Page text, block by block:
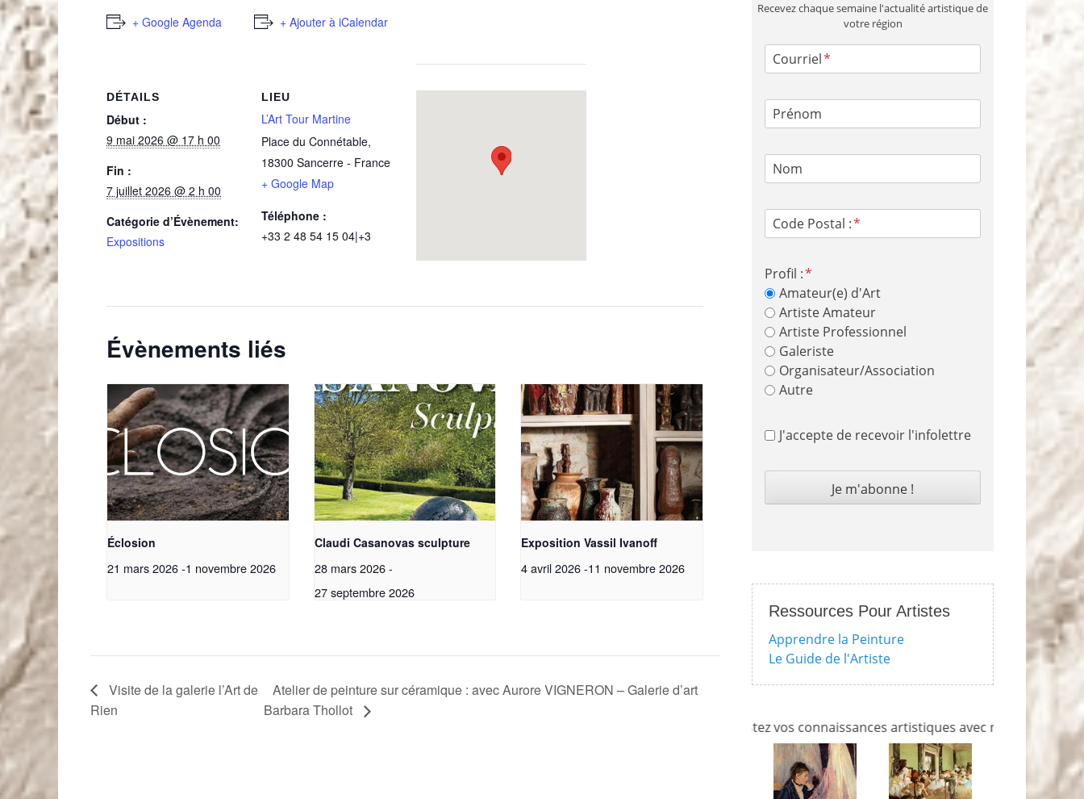
+ Google Agenda + Ajouter à iCalendar
DÉTAILS
Début :
9 mai 2026 @ 17 h 00
Fin :
7 juillet 2026 @ 2 h 00
Catégorie d’Évènement:
Expositions
LIEU
L’Art Tour Martine
Place du Connétable,
18300 Sancerre - France
+ Google Map
Téléphone :
+33 2 48 54 15 04|+3
Évènements liés
Éclosion
21 mars 2026-1 novembre 2026
Claudi Casanovas sculpture
28 mars 2026 -
27 septembre 2026
Exposition Vassil Ivanoff
4 avril 2026-11 novembre 2026
Visite de la galerie l’Art de
Rien
Atelier de peinture sur céramique : avec Aurore VIGNERON – Galerie d’art
Barbara Thollot
Recevez chaque semaine l'actualité artistique de
votre région
Courriel
Prénom
Nom
Code Postal :
Profil :
Amateur(e) d'Art
Artiste Amateur
Artiste Professionnel
Galeriste
Organisateur/Association
Autre
J'accepte de recevoir l'infolettre
Ressources Pour Artistes
Apprendre la Peinture
Le Guide de l'Artiste
Testez vos connaissances artistiques avec nos quizzes sur